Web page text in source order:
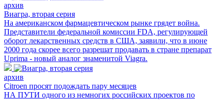
архив
Виагра, вторая серия
На американском фармацевтическом рынке грядет война.
Представители федеральной комиссии FDA, регулирующей
оборот лекарственных средств в США, заявили, что в июне
2000 года скорее всего разрешат продавать в стране препарат
Uprima - новый аналог знаменитой Viagra.
архив
Citroen просят подождать пару месяцев
НА ПУТИ одного из немногих российских проектов по